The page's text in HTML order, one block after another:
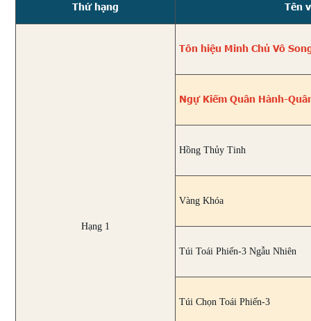
Thứ hạng Tên
Hạng 1
Tôn hiệu Minh Chủ Vô
Ngự Kiếm Quân Hành-
Hồng Thủy Tinh
Vàng Khóa
Túi Toái Phiến-3 Ngẫu Nhiên
Túi Chọn Toái Phiến-3